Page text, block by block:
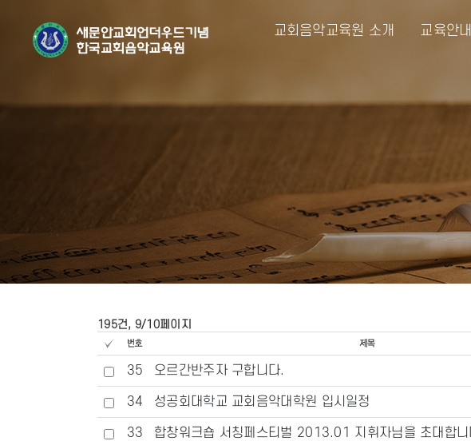
교회음악교육원 소개 교육안내
195건, 9/10페이지
35 오르간반주자 구합니다.
34 성공회대학교 교회음악대학원 입시일정
33 합창워크숍 서칭페스티벌 2013.01 지휘자님을 초대합니